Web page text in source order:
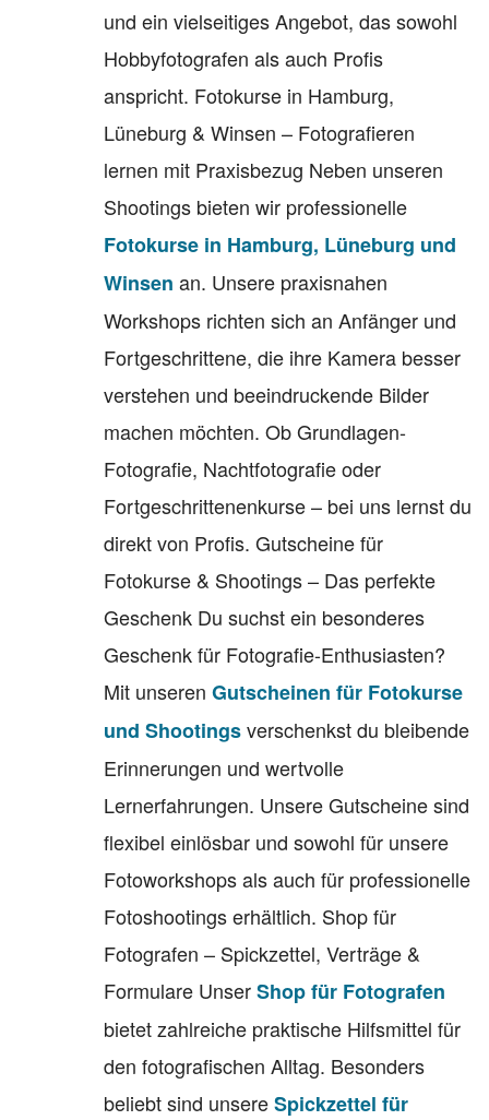
und ein vielseitiges Angebot, das sowohl
Hobbyfotografen als auch Profis
anspricht. Fotokurse in Hamburg,
Lüneburg & Winsen – Fotografieren
lernen mit Praxisbezug Neben unseren
Shootings bieten wir professionelle
Fotokurse in Hamburg, Lüneburg und
Winsen an. Unsere praxisnahen
Workshops richten sich an Anfänger und
Fortgeschrittene, die ihre Kamera besser
verstehen und beeindruckende Bilder
machen möchten. Ob Grundlagen-
Fotografie, Nachtfotografie oder
Fortgeschrittenenkurse – bei uns lernst du
direkt von Profis. Gutscheine für
Fotokurse & Shootings – Das perfekte
Geschenk Du suchst ein besonderes
Geschenk für Fotografie-Enthusiasten?
Mit unseren Gutscheinen für Fotokurse
und Shootingsverschenkst du bleibende
Erinnerungen und wertvolle
Lernerfahrungen. Unsere Gutscheine sind
flexibel einlösbar und sowohl für unsere
Fotoworkshops als auch für professionelle
Fotoshootings erhältlich. Shop für
Fotografen – Spickzettel, Verträge &
Formulare UnserShop für Fotografen
bietet zahlreiche praktische Hilfsmittel für
den fotografischen Alltag. Besonders
beliebt sind unsereSpickzettel für